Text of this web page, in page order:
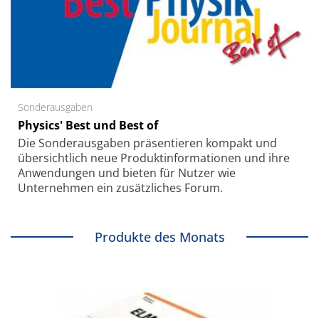
Sonderausgaben
Physics' Best und Best of
Die Sonder­ausgaben präsentieren kompakt und
übersichtlich neue Produkt­informationen und ihre
Anwendungen und bieten für Nutzer wie
Unternehmen ein zusätzliches Forum.
Produkte des Monats